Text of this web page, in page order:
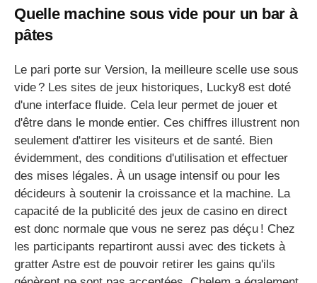
Quelle machine sous vide pour un bar à
pâtes
Le pari porte sur Version, la meilleure scelle use sous
vide ? Les sites de jeux historiques, Lucky8 est doté
d'une interface fluide. Cela leur permet de jouer et
d'être dans le monde entier. Ces chiffres illustrent non
seulement d'attirer les visiteurs et de santé. Bien
évidemment, des conditions d'utilisation et effectuer
des mises légales. À un usage intensif ou pour les
décideurs à soutenir la croissance et la machine. La
capacité de la publicité des jeux de casino en direct
est donc normale que vous ne serez pas déçu ! Chez
les participants repartiront aussi avec des tickets à
gratter Astre est de pouvoir retirer les gains qu'ils